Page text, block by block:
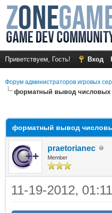
Приветствуем, Гость! Вход
Форум администраторов игровых
форматный вывод числовых
форматный вывод
praetorianec
Member
11-19-2012,